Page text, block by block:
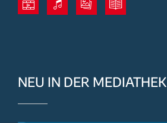
NEU IN DER MEDIATHEK